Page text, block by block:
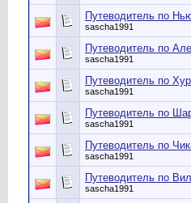
Путеводитель по
sascha1991
Путеводитель по
sascha1991
Путеводитель по
sascha1991
Путеводитель по
sascha1991
Путеводитель по
sascha1991
Путеводитель по
sascha1991